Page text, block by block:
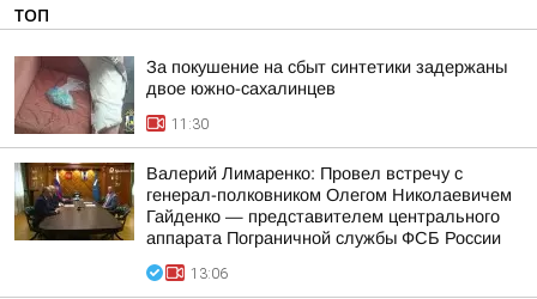
ТОП
За покушение на сбыт синтетики задержаны
двое южно-сахалинцев
11:30
Валерий Лимаренко: Провел встречу с
генерал-полковником Олегом Николаевичем
Гайденко — представителем центрального
аппарата Пограничной службы ФСБ России
13:06